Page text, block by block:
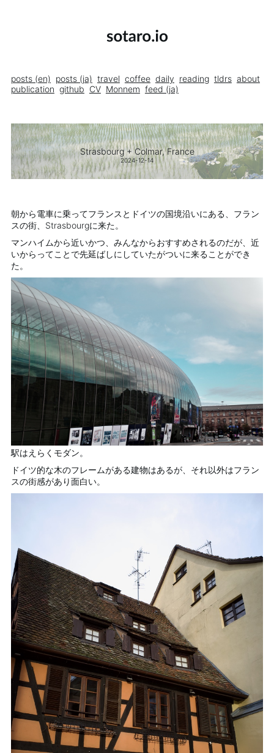
posts (en) posts (ja) travel coffee daily reading tldrs about
publication github CV Monnem feed (ja)
Strasbourg + Colmar, France
2024-12-14
朝から電車に乗ってフランスとドイツの国境沿いにある、フラン
スの街、Strasbourgに来た。
マンハイムから近いかつ、みんなからおすすめされるのだが、近
いからってことで先延ばしにしていたがついに来ることができ
た。
駅はえらくモダン。
ドイツ的な木のフレームがある建物はあるが、それ以外はフラン
スの街感があり面白い。